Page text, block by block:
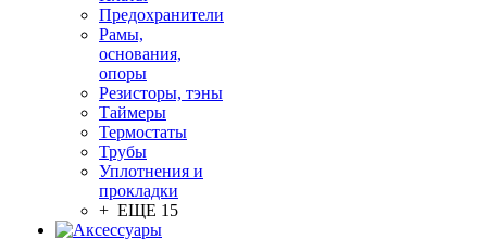
Предохранители
Рамы,
основания,
опоры
Резисторы, тэны
Таймеры
Термостаты
Трубы
Уплотнения и
прокладки
+ ЕЩЕ 15